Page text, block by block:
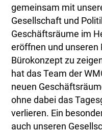
gemeinsam mit
Gesellschaft und
Geschäftsräume im
eröffnen und unseren
Bürokonzept zu
hat das Team der
neuen
ohne dabei das
verlieren. Ein
auch unseren